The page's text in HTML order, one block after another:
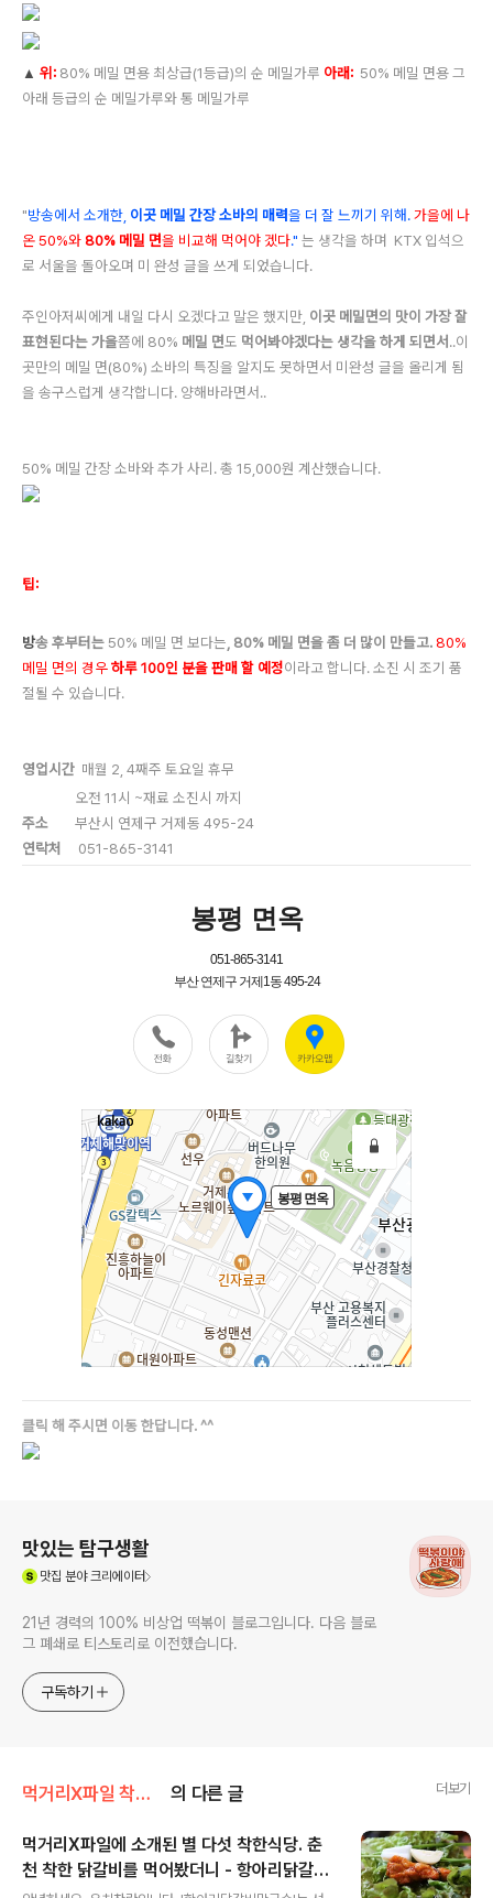
▲ 위 : 80% 메밀 면용 최상급(1등급)의 순 메밀가루 아래: 50% 메밀 면용 그
아래 등급의 순 메밀가루와 통 메밀가루
"방송에서 소개한, 이곳 메밀 간장 소바의 매력을 더 잘 느끼기 위해.가을에 나
온50%와80% 메밀 면을 비교해 먹어야 겠다." 는 생각을 하며 KTX 입석으
로 서울을 돌아오며 미 완성 글을 쓰게 되었습니다.
주인아저씨에게 내일 다시 오겠다고 말은 했지만, 이곳 메밀면의 맛이 가장 잘
표현된다는 가을쯤에 80% 메밀 면도 먹어봐야겠다는 생각을 하게 되면서..이
곳만의 메밀 면(80%) 소바의 특징을 알지도 못하면서 미완성 글을 올리게 됨
을 송구스럽게 생각합니다. 양해바라면서..
50% 메밀 간장 소바와 추가 사리. 총 15,000원 계산했습니다.
팁:
방송 후부터는 50% 메밀 면 보다는 , 80% 메밀 면을 좀 더 많이 만들고.80%
메밀 면의 경우하루 100인 분을 판매 할 예정이라고 합니다. 소진 시 조기 품
절될 수 있습니다.
영업시간 매월 2, 4째주 토요일 휴무
오전 11시 ~재료 소진시 까지
주소
부산시 연제구 거제동 495-24
연락처
051-865-3141
클릭 해 주시면 이동 한답니다. ^^
맛있는 탐구생활
맛집 분야 크리에이터
21년 경력의 100% 비상업 떡볶이 블로그입니다. 다음 블로
그 폐쇄로 티스토리로 이전했습니다.
구독하기
먹거리X파일 착한식당 의 다른 글 더보기
먹거리X파일에 소개된 별 다섯 착한식당. 춘
천 착한 닭갈비를 먹어봤더니 - 항아리닭갈비